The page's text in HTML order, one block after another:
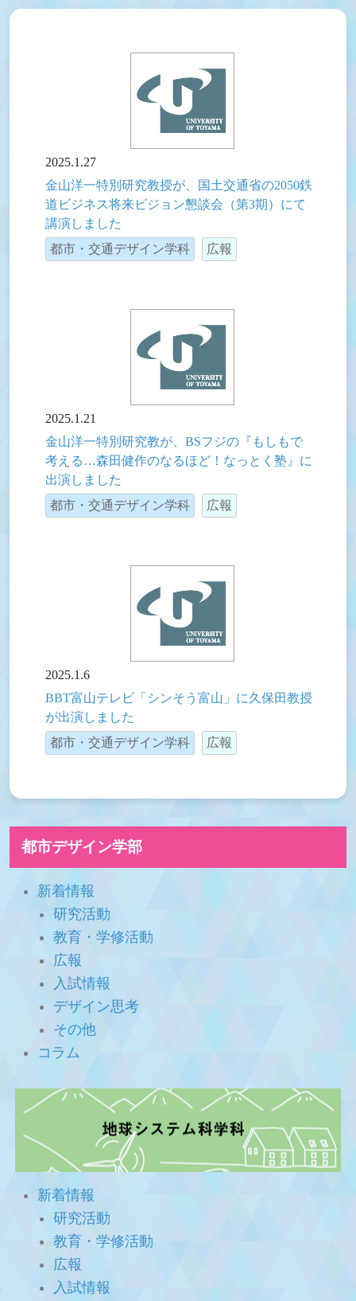
2025.1.27
金山洋一特別研究教授が、国土交通省の2050鉄
道ビジネス将来ビジョン懇談会（第3期）にて
講演しました
都市・交通デザイン学科
広報
2025.1.21
金山洋一特別研究教が、BSフジの『もしもで
考える…森田健作のなるほど！なっとく塾』に
出演しました
都市・交通デザイン学科
広報
2025.1.6
BBT富山テレビ「シンそう富山」に久保田教授
が出演しました
都市・交通デザイン学科
広報
都市デザイン学部
新着情報
研究活動
教育・学修活動
広報
入試情報
デザイン思考
その他
コラム
新着情報
研究活動
教育・学修活動
広報
入試情報